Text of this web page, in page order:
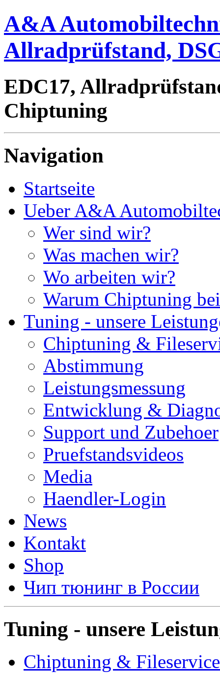
A&A
Allradprüfstand,
EDC17,
Chiptuning
Navigation
Startseite
Ueber A&A
Wer sind wir?
Was machen wir?
Wo arbeiten wir?
Warum Chiptuning
Tuning - unsere
Chiptuning &
Abstimmung
Leistungsmessung
Entwicklung &
Support und Zubehoer
Pruefstandsvideos
Media
Haendler-Login
News
Kontakt
Shop
Чип тюнинг в России
Tuning - unsere
Chiptuning & Fileservice